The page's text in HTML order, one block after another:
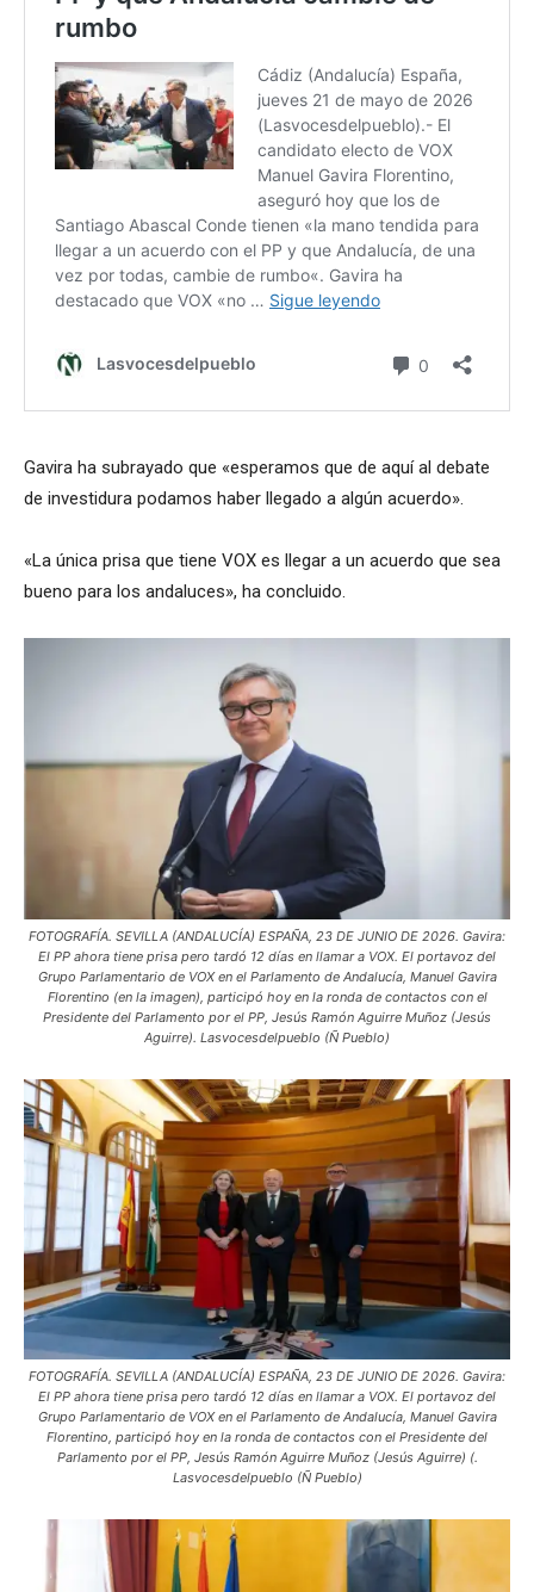
Gavira ha subrayado que «esperamos que de aquí al debate
de investidura podamos haber llegado a algún acuerdo».
«La única prisa que tiene VOX es llegar a un acuerdo que sea
bueno para los andaluces», ha concluido.
FOTOGRAFÍA. SEVILLA (ANDALUCÍA) ESPAÑA, 23 DE JUNIO DE 2026. Gavira:
El PP ahora tiene prisa pero tardó 12 días en llamar a VOX. El portavoz del
Grupo Parlamentario de VOX en el Parlamento de Andalucía, Manuel Gavira
Florentino (en la imagen), participó hoy en la ronda de contactos con el
Presidente del Parlamento por el PP, Jesús Ramón Aguirre Muñoz (Jesús
Aguirre). Lasvocesdelpueblo (Ñ Pueblo)
FOTOGRAFÍA. SEVILLA (ANDALUCÍA) ESPAÑA, 23 DE JUNIO DE 2026. Gavira:
El PP ahora tiene prisa pero tardó 12 días en llamar a VOX. El portavoz del
Grupo Parlamentario de VOX en el Parlamento de Andalucía, Manuel Gavira
Florentino, participó hoy en la ronda de contactos con el Presidente del
Parlamento por el PP, Jesús Ramón Aguirre Muñoz (Jesús Aguirre) (.
Lasvocesdelpueblo (Ñ Pueblo)